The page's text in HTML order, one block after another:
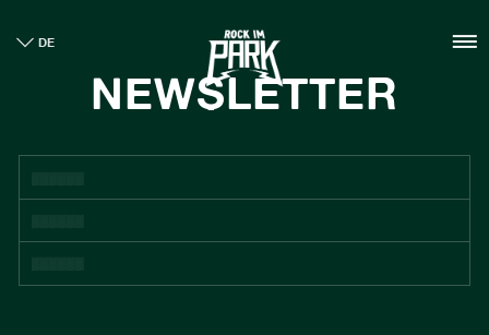
DE HOME
TICKETS
INFO
CASHLESS
NACHHALTIGKEIT
BOUTIQUE
NEWSLETTER